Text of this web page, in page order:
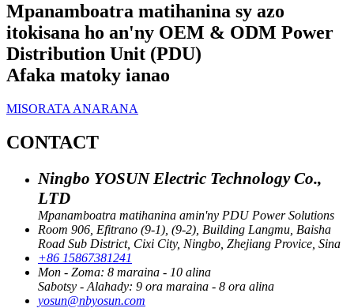
Mpanamboatra matihanina sy azo
itokisana ho an'ny OEM & ODM Power
Distribution Unit (PDU)
Afaka matoky ianao
MISORATA ANARANA
CONTACT
Ningbo YOSUN Electric Technology Co.,
LTD
Mpanamboatra matihanina amin'ny PDU Power Solutions
Room 906, Efitrano (9-1), (9-2), Building Langmu, Baisha
Road Sub District, Cixi City, Ningbo, Zhejiang Provice, Sina
+86 15867381241
Mon - Zoma: 8 maraina - 10 alina
Sabotsy - Alahady: 9 ora maraina - 8 ora alina
yosun@nbyosun.com